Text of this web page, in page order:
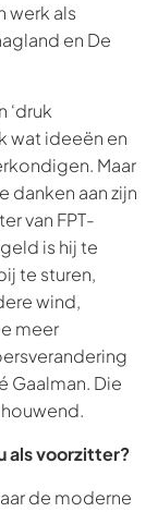
werk als
en De
‘druk
wat ideeën en
Maar
danken aan zijn
van FPT-
is hij te
te sturen,
wind,
meer
Gaalman. Die
als voorzitter?
de moderne